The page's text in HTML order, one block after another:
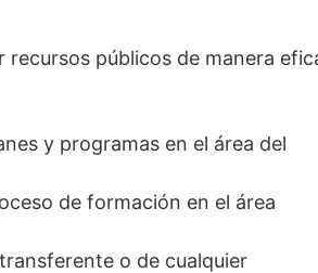
públicos de manera
y programas en el área del
de formación en el área
o de cualquier